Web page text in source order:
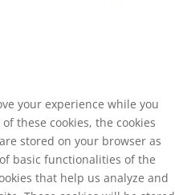
your experience while you
these cookies, the cookies
stored on your browser as
basic functionalities of the
that help us analyze and